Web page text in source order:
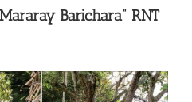
Barichara” RNT